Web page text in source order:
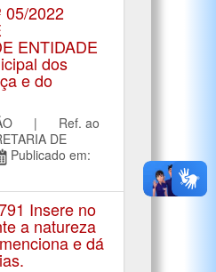
05/2022
ENTIDADE
dos
e do
| Ref. ao
DE
Publicado em:
Insere no
a natureza
e dá